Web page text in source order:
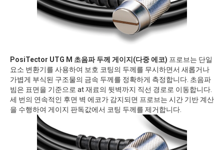
PosiTector UTG M 초음파 두께 게이지(다중 에코) 프로브는 단일
요소 변환기를 사용하여 보호 코팅의 두께를 무시하면서 새롭거나
가볍게 부식된 구조물의 금속 두께를 정확하게 측정합니다. 초음파
빔은 표면을 기준으로 at 재료의 뒷벽까지 직선 경로로 이동합니다.
세 번의 연속적인 후면 벽 에코가 감지되면 프로브는 시간 기반 계산
을 수행하여 게이지 판독값에서 코팅 두께를 제거합니다.